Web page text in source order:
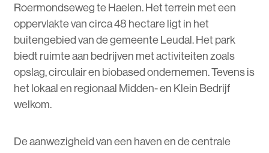
Roermondseweg te Haelen. Het terrein met een
oppervlakte van circa 48 hectare ligt in het
buitengebied van de gemeente Leudal. Het park
biedt ruimte aan bedrijven met activiteiten zoals
opslag, circulair en biobased ondernemen. Tevens is
het lokaal en regionaal Midden- en Klein Bedrijf
welkom.
De aanwezigheid van een haven en de centrale